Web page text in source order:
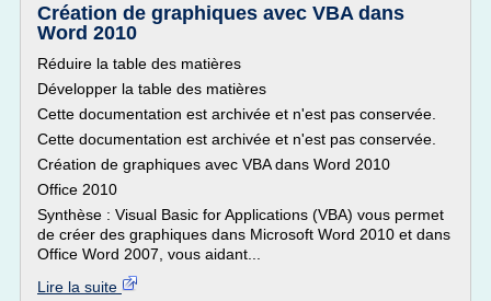
Création de graphiques avec VBA dans
Word 2010
Réduire la table des matières
Développer la table des matières
Cette documentation est archivée et n'est pas conservée.
Cette documentation est archivée et n'est pas conservée.
Création de graphiques avec VBA dans Word 2010
Office 2010
Synthèse : Visual Basic for Applications (VBA) vous permet
de créer des graphiques dans Microsoft Word 2010 et dans
Office Word 2007, vous aidant...
Lire la suite